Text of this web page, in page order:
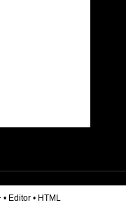
• Editor • HTML